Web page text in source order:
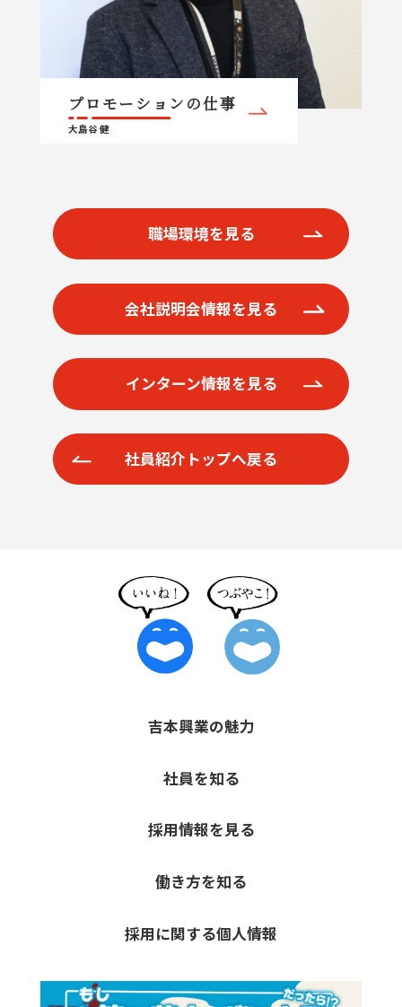
プロモーションの仕事
大島谷 健
職場環境を見る
会社説明会情報を見る
インターン情報を見る
社員紹介トップへ戻る
吉本興業の魅力
社員を知る
採用情報を見る
働き方を知る
採用に関する個人情報